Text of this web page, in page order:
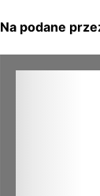
Na podane